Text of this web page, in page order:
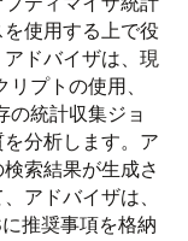
使用する上で役
ドバイザは、現
プトの使用、
の統計収集ジョ
分析します。ア
索結果が生成さ
アドバイザは、
に推奨事項を格納